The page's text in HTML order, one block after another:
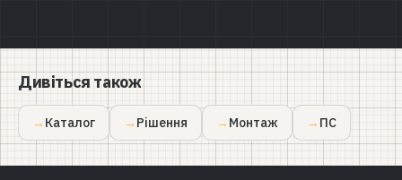
Дивіться також
Каталог Рішення Монтаж ПС